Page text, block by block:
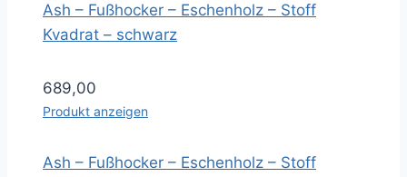
Ash – Fußhocker – Eschenholz – Stoff
Kvadrat – schwarz
689,00
Produkt anzeigen
Ash – Fußhocker – Eschenholz – Stoff